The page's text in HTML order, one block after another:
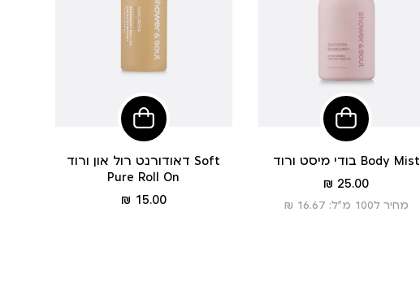
הוסיפי
לסל
בודי מיסט ורוד Body Mist
מחיר
מוצר
25.00 ₪
מחיר ל100 מ”ל: 16.67 ₪
הוסיפי
לסל
דאודורנט רול און ורוד Soft
Pure Roll On
מחיר15.00 ₪